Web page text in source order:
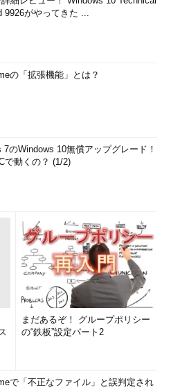
9926がやってきた ...
の「拡張機能」とは？
7のWindows 10無償アップグレード！
で動くの？ (1/2)
まだあるぞ！ グループポリシー
の“鉄板”設定パート2
で「不正なファイル」と誤判定され